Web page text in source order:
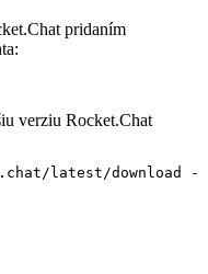
pridaním
verziu Rocket.Chat
latest/download -